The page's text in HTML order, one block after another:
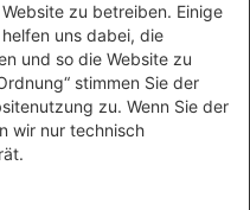
den
zu betreiben. Einige
uns dabei, die
und so die Website zu
stimmen Sie der
zu. Wenn Sie der
wir nur technisch